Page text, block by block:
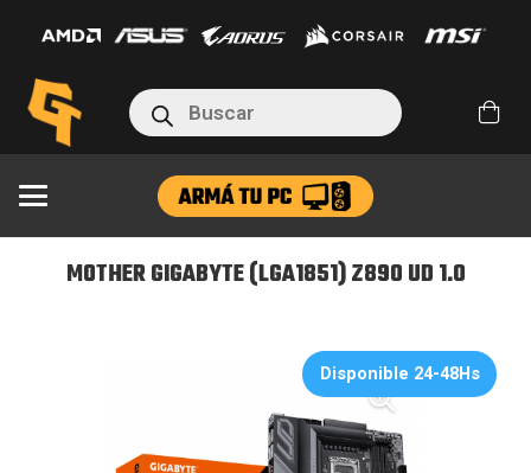
Búsqueda
de
productos
MOTHER GIGABYTE (LGA1851) Z890 UD 1.0
Disponible 24-48Hs
Z890
UD
1.0
cantidad